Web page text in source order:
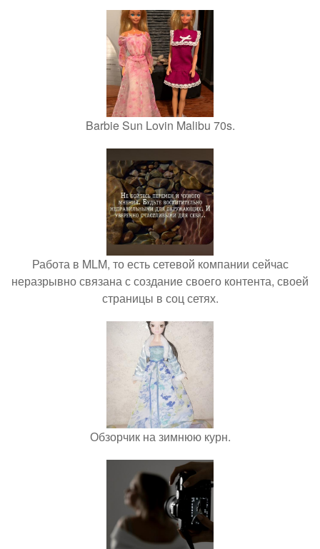
Barbie Sun Lovin Malibu 70s.
Работа в MLM, то есть сетевой компании сейчас
неразрывно связана с создание своего контента, своей
страницы в соц сетях.
Обзорчик на зимнюю курн.